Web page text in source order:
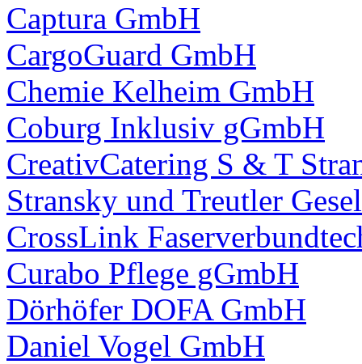
Captura GmbH
CargoGuard GmbH
Chemie Kelheim GmbH
Coburg Inklusiv gGmbH
CreativCatering S & T
Stransky und Treutler
CrossLink
Curabo Pflege gGmbH
Dörhöfer DOFA GmbH
Daniel Vogel GmbH